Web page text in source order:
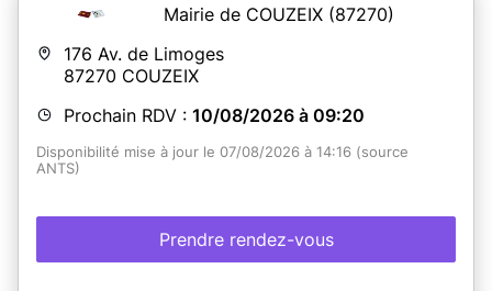
Mairie de COUZEIX (87270)
176 Av. de Limoges
87270 COUZEIX
Prochain RDV : 10/08/2026 à 09:20
Disponibilité mise à jour le 07/08/2026 à 14:16 (source
ANTS)
Prendre rendez-vous